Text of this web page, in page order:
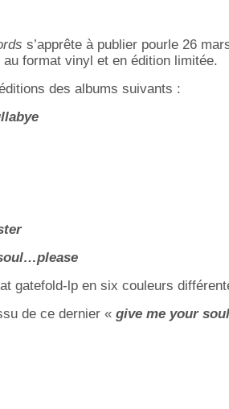
s’apprête à publier pourle 26
au format vinyl et en édition limitée.
des albums suivants :
gatefold-lp en six couleurs
de ce dernier « give me your